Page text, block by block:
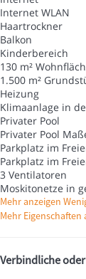
Internet WLAN
Haartrockner
Balkon
Kinderbereich
130 m²
1.500 m²
Heizung
Klimaanlage in
Privater Pool
Privater Pool
Parkplatz im
Parkplatz im
3 Ventilatoren
Moskitonetze in
Mehr anzeigen
Mehr Eigenschaften
Verbindliche